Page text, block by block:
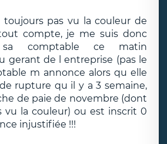
pas vu la couleur de
compte, je me suis donc
comptable ce matin
gerant de l entreprise (pas le
m annonce alors qu elle
rupture qu il y a 3 semaine,
de paie de novembre (dont
vu la couleur) ou est inscrit 0
injustifiée !!!